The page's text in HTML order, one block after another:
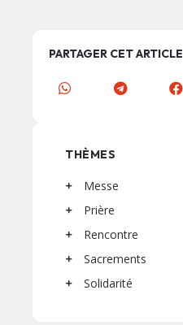
PARTAGER CET ARTICLE
THÈMES
Messe
Prière
Rencontre
Sacrements
Solidarité